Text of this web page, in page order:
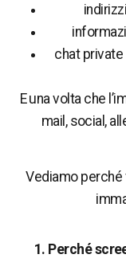
chat
E una volta che
mail, social,
Vediamo
1. Perché